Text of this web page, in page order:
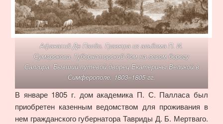
Афанасий Де Палдо. Гравюра из альбома П. И.
Сумарокова. Губернаторский дом на левом берегу
Салгира. Бывший путевой дворец Екатерины Великой в
Симферополе. 1803–1805 гг.
В январе 1805 г. дом академика П. С. Палласа был
приобретен казенным ведомством для проживания в
нем гражданского губернатора Тавриды Д. Б. Мертваго.